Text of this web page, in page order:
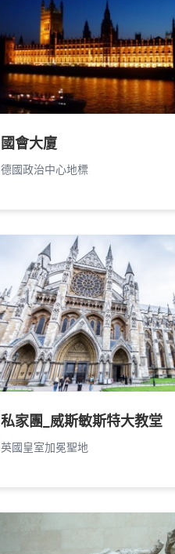
國會大廈
德國政治中心地標
私家團_威斯敏斯特大教堂
英國皇室加冕聖地